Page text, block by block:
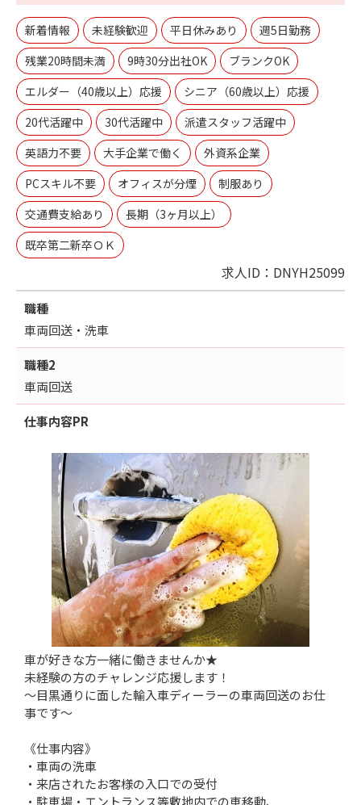
新着情報 未経験歓迎 平日休みあり
週5日勤務
残業20時間未満
9時30分出社OK
ブランクOK
エルダー（40歳以上）応援
シニア（60歳以上）応援
20代活躍中
30代活躍中
派遣スタッフ活躍中
英語力不要
大手企業で働く
外資系企業
PCスキル不要
オフィスが分煙
制服あり
交通費支給あり
長期（3ヶ月以上）
既卒第二新卒ＯＫ
求人ID：DNYH25099
職種
車両回送・洗車
職種2
車両回送
仕事内容PR
車が好きな方一緒に働きませんか★
未経験の方のチャレンジ応援します！
～目黒通りに面した輸入車ディーラーの車両回送のお仕
事です～
《仕事内容》
・車両の洗車
・来店されたお客様の入口での受付
・駐車場・エントランス等敷地内での車移動、